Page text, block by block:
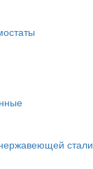
стали